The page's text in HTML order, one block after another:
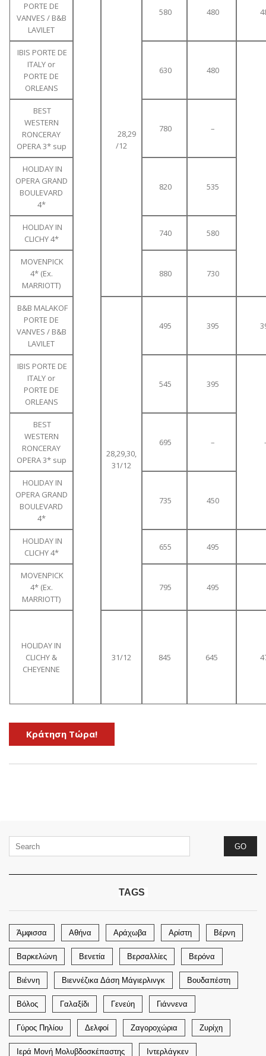
PORTE DE
VANVES / B&B
LAVILET
28,29
/12
580 480
IBIS PORTE DE
ITALY or
PORTE DE
ORLEANS
630 480
BEST
WESTERN
RONCERAY
OPERA 3* sup
780 –
HOLIDAY IN
OPERA GRAND
BOULEVARD
4*
820 535
HOLIDAY IN
CLICHY 4*
740 580
MOVENPICK
4* (Ex.
MARRIOTT)
880 730
B&B MALAKOF
PORTE DE
VANVES / B&B
LAVILET
28,29,30,
31/12
495 395
IBIS PORTE DE
ITALY or
PORTE DE
ORLEANS
545 395
BEST
WESTERN
RONCERAY
OPERA 3* sup
695 –
HOLIDAY IN
OPERA GRAND
BOULEVARD
4*
735 450
HOLIDAY IN
CLICHY 4*
655 495
MOVENPICK
4* (Ex.
MARRIOTT)
795 495
HOLIDAY IN
CLICHY &
CHEYEΝNE
31/12 845 645
Kράτηση Τώρα!
TAGS
Άμφισσα Αθήνα Αράχωβα Αρίστη Βέρνη
Βαρκελώνη Βενετία Βερσαλλίες Βερόνα
Βιέννη Βιεννέζικα Δάση Μάγιερλινγκ Βουδαπέστη
Βόλος Γαλαξίδι Γενεύη Γιάννενα
Γύρος Πηλίου Δελφοί Ζαγοροχώρια Ζυρίχη
Ιερά Μονή Μολυβδοσκέπαστης Ιντερλάγκεν